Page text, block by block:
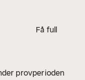
Få full
provperioden